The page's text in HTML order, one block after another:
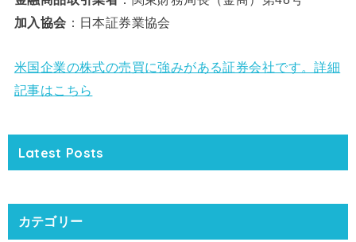
加入協会 ：日本証券業協会
米国企業の株式の売買に強みがある証券会社です。詳細
記事はこちら
Latest Posts
カテゴリー